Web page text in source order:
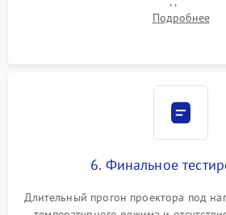
и устранения размытия. Надежное
шлейфов, установка датчиков и
Подробнее
6. Финальное
Длительный прогон проектора под